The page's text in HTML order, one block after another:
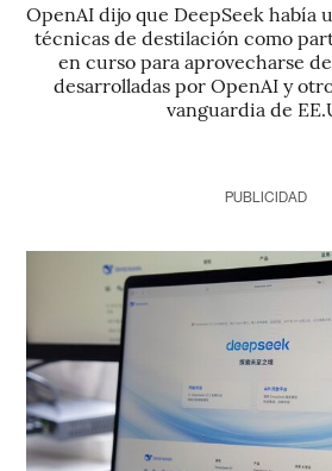
OpenAI dijo que DeepSeek había
técnicas de destilación como
en curso para aprovecharse
desarrolladas por OpenAI y
vanguardia de
PUBLICIDAD